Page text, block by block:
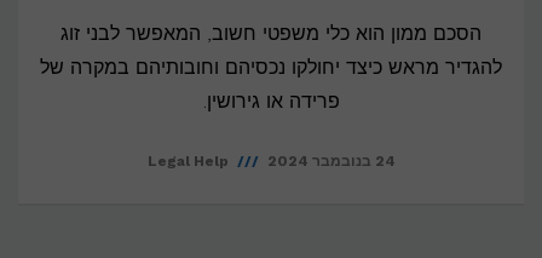
הסכם ממון הוא כלי משפטי חשוב, המאפשר לבני זוג
להגדיר מראש כיצד יחולקו נכסיהם וחובותיהם במקרה של
פרידה או גירושין.
24 בנובמבר 2024 Legal Help